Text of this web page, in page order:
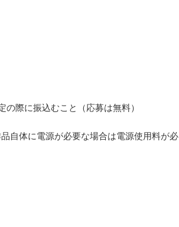
際に振込むこと（応募は無料）
自体に電源が必要な場合は電源使用料が必